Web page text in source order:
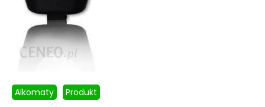
Alkomaty Produkt